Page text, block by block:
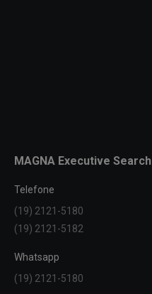
MAGNA Executive Search
Telefone
(19) 2121-5180
(19) 2121-5182
Whatsapp
(19) 2121-5180